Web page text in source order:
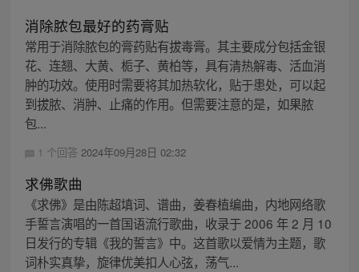
消除脓包最好的药膏贴
常用于消除脓包的膏药贴有拔毒膏。其主要成分包括金银
花、连翘、大黄、栀子、黄柏等，具有清热解毒、活血消
肿的功效。使用时需要将其加热软化，贴于患处，可以起
到拔脓、消肿、止痛的作用。但需要注意的是，如果脓
包...
1 个回答 2024年09月28日 02:32
求佛歌曲
《求佛》是由陈超填词、谱曲，姜春植编曲，内地网络歌
手誓言演唱的一首国语流行歌曲，收录于 2006 年 2 月 10
日发行的专辑《我的誓言》中。这首歌以爱情为主题，歌
词朴实真挚，旋律优美扣人心弦，荡气...